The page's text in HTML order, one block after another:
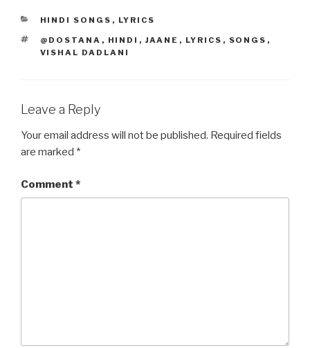
e
b
o
k
o
d
o
e
CATEGORIES
HINDI SONGS , LYRICS
TAGS
@DOSTANA , HINDI , JAANE , LYRICS , SONGS ,
VISHAL DADLANI
Leave a Reply
Your email address will not be published. Required fields
are marked *
Comment *